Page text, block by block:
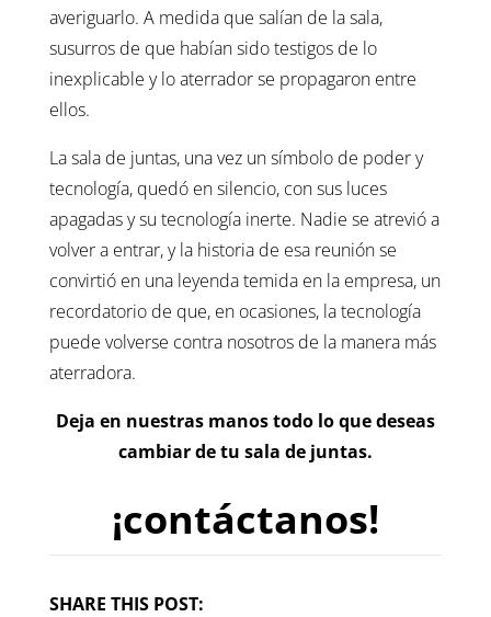
averiguarlo. A medida que salían de la sala,
susurros de que habían sido testigos de lo
inexplicable y lo aterrador se propagaron entre
ellos.
La sala de juntas, una vez un símbolo de poder y
tecnología, quedó en silencio, con sus luces
apagadas y su tecnología inerte. Nadie se atrevió a
volver a entrar, y la historia de esa reunión se
convirtió en una leyenda temida en la empresa, un
recordatorio de que, en ocasiones, la tecnología
puede volverse contra nosotros de la manera más
aterradora.
Deja en nuestras manos todo lo que deseas
cambiar de tu sala de juntas.
¡contáctanos!
SHARE THIS POST: